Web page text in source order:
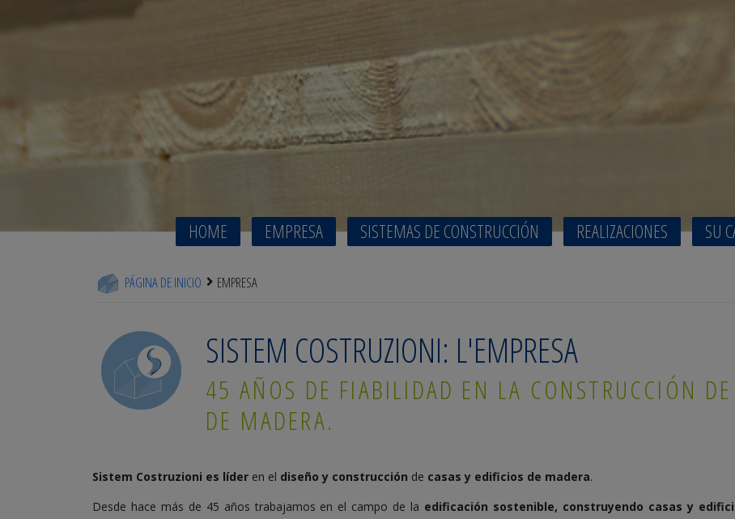
HOME EMPRESA SISTEMAS DE CONSTRUCCIÓN REALIZACIONES SU
PÁGINA DE INICIO EMPRESA
SISTEM COSTRUZIONI: L'EMPRESA
45 AÑOS DE FIABILIDAD EN LA CONSTRUCCIÓN
DE MADERA.
Sistem Costruzioni es líder en el diseño y construcción de casas y edificios de madera.
Desde hace más de 45 años trabajamos en el campo de la edificación sostenible, construyendo casas y